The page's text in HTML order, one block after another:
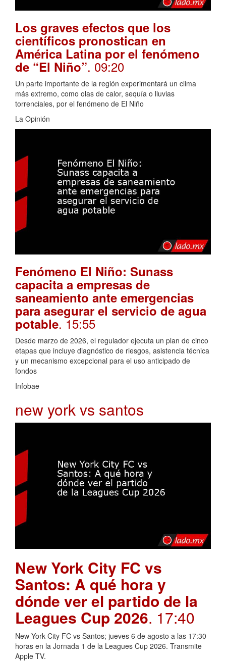
Los graves efectos que los
científicos pronostican en
América Latina por el fenómeno
de “El Niño”. 09:20
Un parte importante de la región experimentará un clima
más extremo, como olas de calor, sequía o lluvias
torrenciales, por el fenómeno de El Niño
La Opinión
Fenómeno El Niño: Sunass
capacita a empresas de
saneamiento ante emergencias
para asegurar el servicio de agua
potable. 15:55
Desde marzo de 2026, el regulador ejecuta un plan de cinco
etapas que incluye diagnóstico de riesgos, asistencia técnica
y un mecanismo excepcional para el uso anticipado de
fondos
Infobae
new york vs santos
New York City FC vs
Santos: A qué hora y
dónde ver el partido de la
Leagues Cup 2026. 17:40
New York City FC vs Santos; jueves 6 de agosto a las 17:30
horas en la Jornada 1 de la Leagues Cup 2026. Transmite
Apple TV.